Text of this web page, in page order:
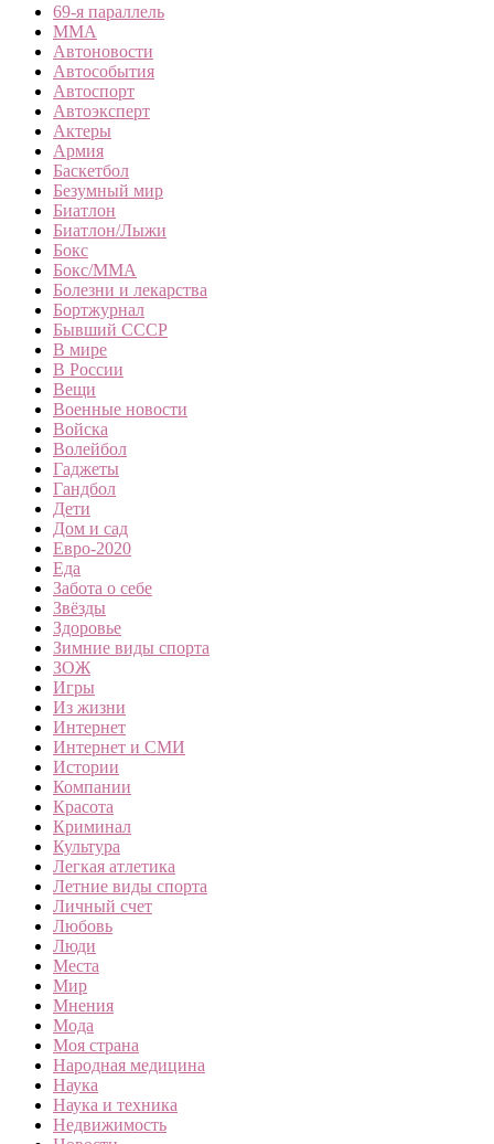
69-я параллель
MMA
Автоновости
Автособытия
Автоспорт
Автоэксперт
Актеры
Армия
Баскетбол
Безумный мир
Биатлон
Биатлон/Лыжи
Бокс
Бокс/MMA
Болезни и лекарства
Бортжурнал
Бывший СССР
В мире
В России
Вещи
Военные новости
Войска
Волейбол
Гаджеты
Гандбол
Дети
Дом и сад
Евро-2020
Еда
Забота о себе
Звёзды
Здоровье
Зимние виды спорта
ЗОЖ
Игры
Из жизни
Интернет
Интернет и СМИ
Истории
Компании
Красота
Криминал
Культура
Легкая атлетика
Летние виды спорта
Личный счет
Любовь
Люди
Места
Мир
Мнения
Мода
Моя страна
Народная медицина
Наука
Наука и техника
Недвижимость